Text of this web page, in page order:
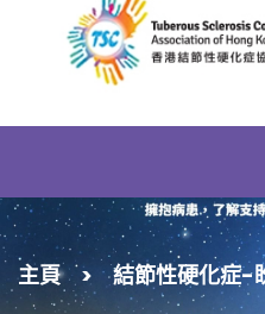
搜
尋
主頁 > 結節性硬化症-